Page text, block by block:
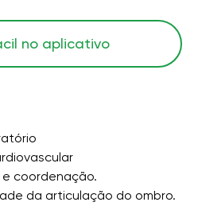
no aplicativo
coordenação.
da articulação do ombro.